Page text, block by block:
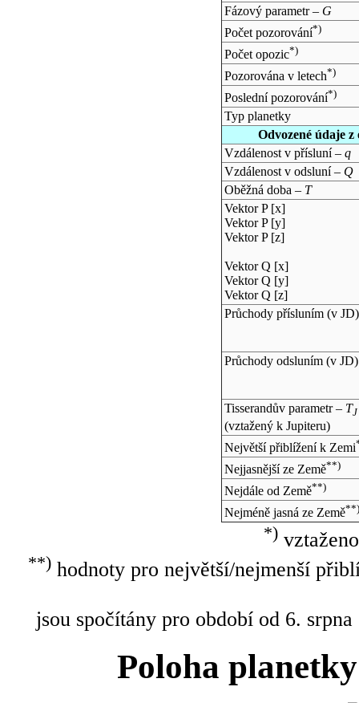
Fázový parametr – G
Počet pozorování*)
Počet opozic*)
Pozorována v letech*)
Poslední pozorování*)
Typ planetky
Odvozené údaje
Vzdálenost v přísluní – q
Vzdálenost v odsluní – Q
Oběžná doba – T
Vektor P [x]
Vektor P [y]
Vektor P [z]
Vektor Q [x]
Vektor Q [y]
Vektor Q [z]
Průchody přísluním (v JD)
Průchody odsluním (v JD)
Tisserandův parametr – TJ
(vztažený k Jupiteru)
Největší přiblížení k Zemi
Nejjasnější ze Země**)
Nejdále od Země**)
Nejméně jasná ze Země**)
*)
**)hodnoty pro největší/nejmenší
jsou spočítány pro období od 6.
Poloha